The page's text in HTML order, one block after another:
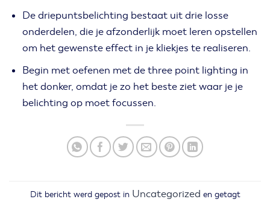
De driepuntsbelichting bestaat uit drie losse
onderdelen, die je afzonderlijk moet leren opstellen
om het gewenste effect in je kliekjes te realiseren.
Begin met oefenen met de three point lighting in
het donker, omdat je zo het beste ziet waar je je
belichting op moet focussen.
Dit bericht werd gepost in Uncategorized en getagt